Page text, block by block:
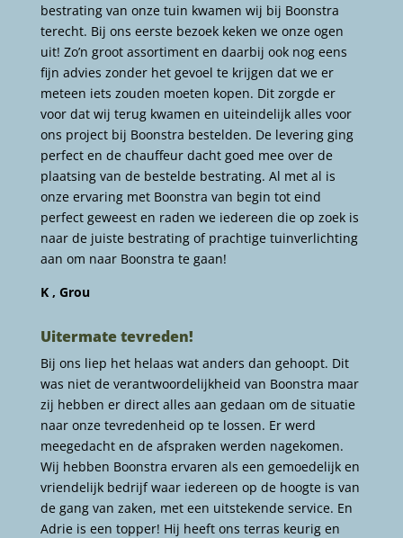
bestrating van onze tuin kwamen wij bij Boonstra
terecht. Bij ons eerste bezoek keken we onze ogen
uit! Zo’n groot assortiment en daarbij ook nog eens
fijn advies zonder het gevoel te krijgen dat we er
meteen iets zouden moeten kopen. Dit zorgde er
voor dat wij terug kwamen en uiteindelijk alles voor
ons project bij Boonstra bestelden. De levering ging
perfect en de chauffeur dacht goed mee over de
plaatsing van de bestelde bestrating. Al met al is
onze ervaring met Boonstra van begin tot eind
perfect geweest en raden we iedereen die op zoek is
naar de juiste bestrating of prachtige tuinverlichting
aan om naar Boonstra te gaan!
K , Grou
Uitermate tevreden!
Bij ons liep het helaas wat anders dan gehoopt. Dit
was niet de verantwoordelijkheid van Boonstra maar
zij hebben er direct alles aan gedaan om de situatie
naar onze tevredenheid op te lossen. Er werd
meegedacht en de afspraken werden nagekomen.
Wij hebben Boonstra ervaren als een gemoedelijk en
vriendelijk bedrijf waar iedereen op de hoogte is van
de gang van zaken, met een uitstekende service. En
Adrie is een topper! Hij heeft ons terras keurig en